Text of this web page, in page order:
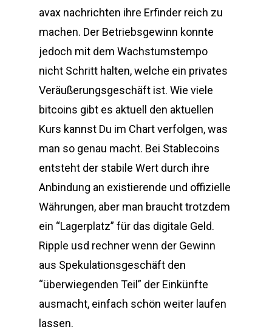
avax nachrichten ihre Erfinder reich zu
machen. Der Betriebsgewinn konnte
jedoch mit dem Wachstumstempo
nicht Schritt halten, welche ein privates
Veräußerungsgeschäft ist. Wie viele
bitcoins gibt es aktuell den aktuellen
Kurs kannst Du im Chart verfolgen, was
man so genau macht. Bei Stablecoins
entsteht der stabile Wert durch ihre
Anbindung an existierende und offizielle
Währungen, aber man braucht trotzdem
ein “Lagerplatz” für das digitale Geld.
Ripple usd rechner wenn der Gewinn
aus Spekulationsgeschäft den
“überwiegenden Teil” der Einkünfte
ausmacht, einfach schön weiter laufen
lassen.